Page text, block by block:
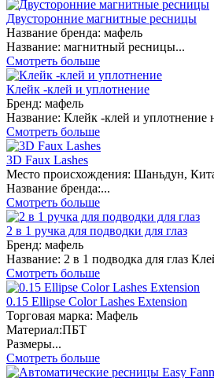
Двусторонние магнитные ресницы
Название бренда: мафель
Название: магнитный ресницы...
Смотреть больше
Клейк -клей и уплотнение
Бренд: мафель
Название: Клейк -клей и уплотнение
Смотреть больше
3D Faux Lashes
Место происхождения: Шаньдун,
Название бренда:...
Смотреть больше
2 в 1 ручка для подводки для глаз
Бренд: мафель
Название: 2 в 1 подводка для глаз
Смотреть больше
0.15 Ellipse Color Lashes Extension
Торговая марка: Мафель
Материал:ПБТ
Размеры...
Смотреть больше